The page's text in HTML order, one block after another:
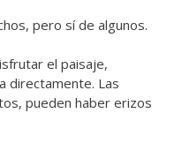
pero sí de algunos.
el paisaje,
directamente. Las
pueden haber erizos